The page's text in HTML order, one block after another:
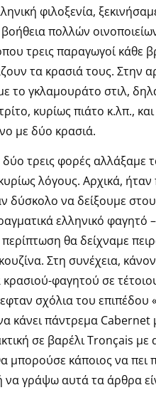
φιλοξενία,
πολλών
τρεις παραγωγοί κάθε
τα κρασιά τους. Στην
το γκλαμουράτο στιλ,
κυρίως πιάτο κ.λπ.,
με δύο κρασιά.
τρεις φορές αλλάξαμε
λόγους. Αρχικά,
δύσκολο να δείξουμε
ελληνικό φαγητό
θα δείχναμε
Στη συνέχεια,
φαγητού σε
σχόλια του επιπέδου
κάνει πάντρεμα Cabernet
σε βαρέλι Tronçais με
μπορούσε κάποιος να πει
γράψω αυτά τα άρθρα